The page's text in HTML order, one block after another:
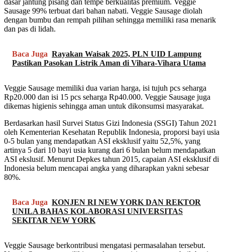
Sausage 99% terbuat dari bahan nabati. Veggie Sausage diolah
dengan bumbu dan rempah pilihan sehingga memiliki rasa menarik
dan pas di lidah.
Baca Juga Rayakan Waisak 2025, PLN UID Lampung
Pastikan Pasokan Listrik Aman di Vihara-Vihara Utama
Veggie Sausage memiliki dua varian harga, isi tujuh pcs seharga
Rp20.000 dan isi 15 pcs seharga Rp40.000. Veggie Sausage juga
dikemas higienis sehingga aman untuk dikonsumsi masyarakat.
Berdasarkan hasil Survei Status Gizi Indonesia (SSGI) Tahun 2021
oleh Kementerian Kesehatan Republik Indonesia, proporsi bayi usia
0-5 bulan yang mendapatkan ASI eksklusif yaitu 52,5%, yang
artinya 5 dari 10 bayi usia kurang dari 6 bulan belum mendapatkan
ASI ekslusif. Menurut Depkes tahun 2015, capaian ASI eksklusif di
Indonesia belum mencapai angka yang diharapkan yakni sebesar
80%.
Baca Juga KONJEN RI NEW YORK DAN REKTOR
UNILA BAHAS KOLABORASI UNIVERSITAS
SEKITAR NEW YORK
Veggie Sausage berkontribusi mengatasi permasalahan tersebut.